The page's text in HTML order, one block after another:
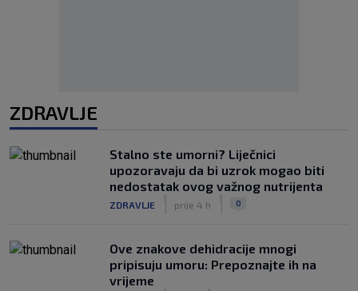
ZDRAVLJE
Stalno ste umorni? Liječnici
upozoravaju da bi uzrok mogao biti
nedostatak ovog važnog nutrijenta
ZDRAVLJE prije 4 h 0
Ove znakove dehidracije mnogi
pripisuju umoru: Prepoznajte ih na
vrijeme